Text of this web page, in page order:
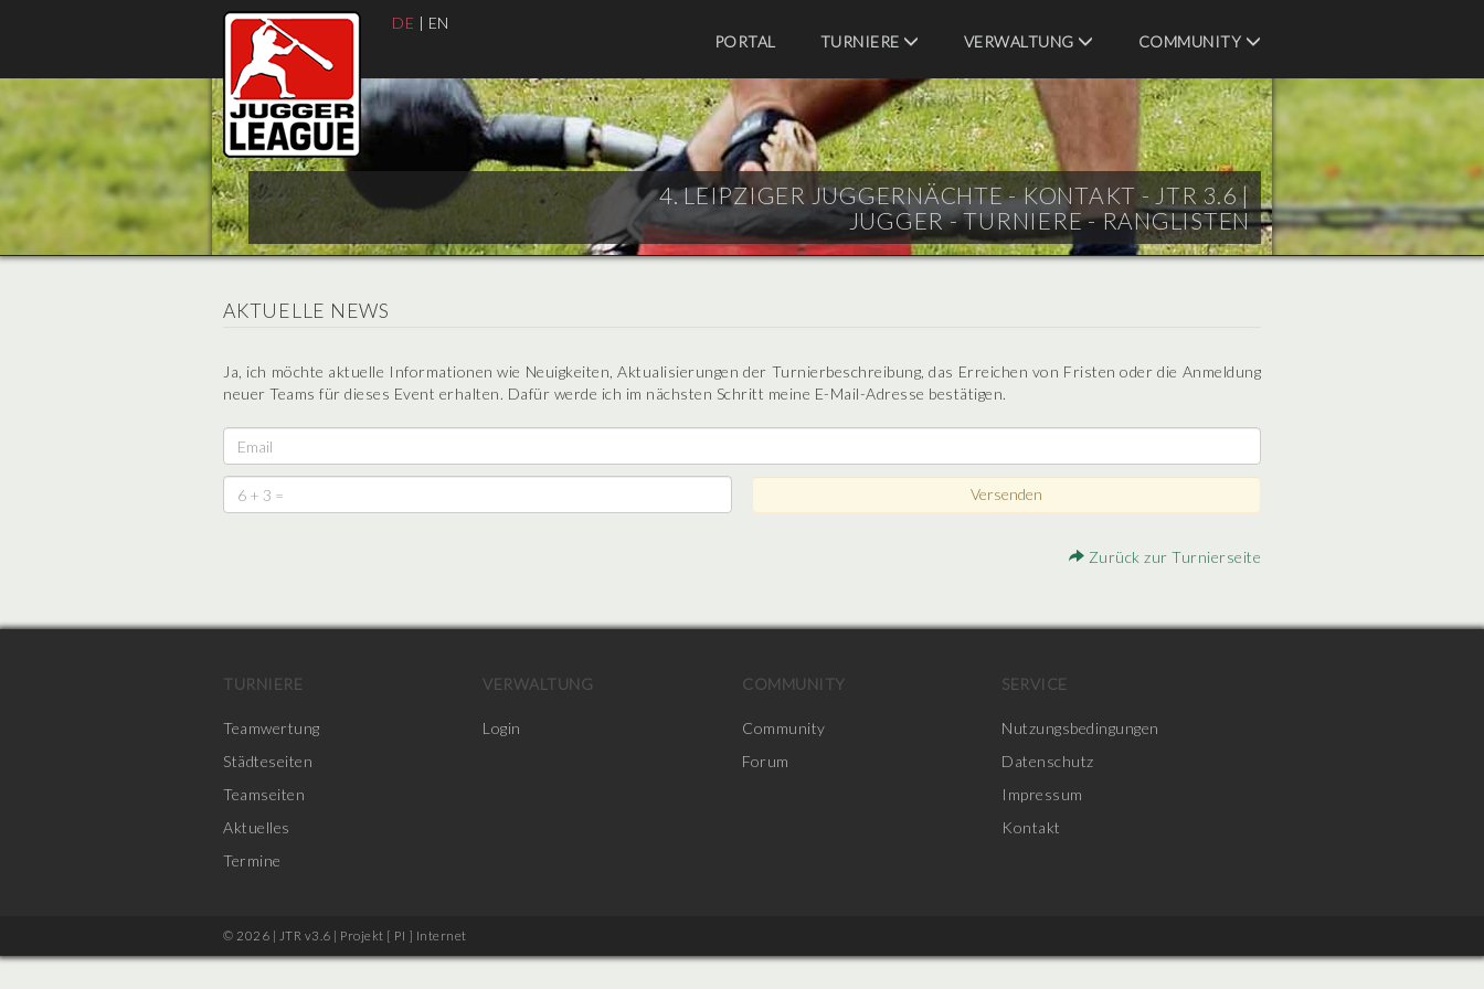
DE | EN
PORTAL
TURNIERE VERWALTUNG COMMUNITY
4. LEIPZIGER JUGGERNÄCHTE - KONTAKT - JTR 3.6 |
JUGGER - TURNIERE - RANGLISTEN
AKTUELLE NEWS
Ja, ich möchte aktuelle Informationen wie Neuigkeiten, Aktualisierungen der Turnierbeschreibung, das Erreichen von Fristen oder die Anmeldung
neuer Teams für dieses Event erhalten. Dafür werde ich im nächsten Schritt meine E-Mail-Adresse bestätigen.
Zurück zur Turnierseite
TURNIERE
Teamwertung
Städteseiten
Teamseiten
Aktuelles
Termine
VERWALTUNG
Login
COMMUNITY
Community
Forum
SERVICE
Nutzungsbedingungen
Datenschutz
Impressum
Kontakt
© 2026 | JTR v3.6 | Projekt [ PI ] Internet